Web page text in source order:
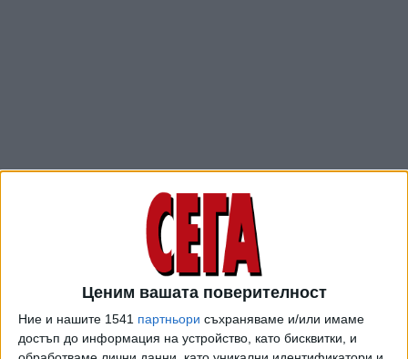
Ценим вашата поверителност
Ние и нашите 1541 партньори съхраняваме и/или имаме
достъп до информация на устройство, като бисквитки, и
АИКБ настоява фирмите, затворени заради епидемията,
да бъдат освободени от такса "смет" и сграден данък
за месеците, през които не са работили. И още: да се
отложи внасянето на ДДС по фактури, които не са
платени; на блокираните заради коронавируса